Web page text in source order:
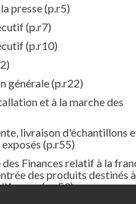
presse(p.r5)
(p.r7)
(p.r10)
générale(p.r22)
et à la marche des
livraison d'échantillons
(p.r55)
Finances relatif à la
des produits destinés à
(p.r59)